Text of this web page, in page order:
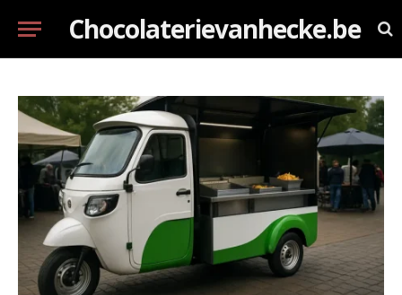
Chocolaterievanhecke.be